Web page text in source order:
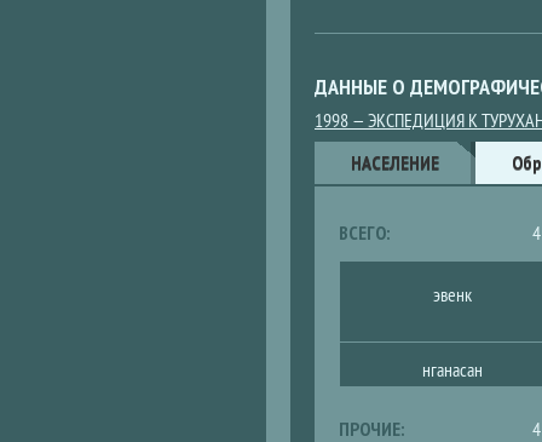
ДАННЫЕ О
1998 — ЭКСПЕДИЦИЯ К
ДанныеНАСЕЛЕНИЕ (АКТИВНАЯ
ВСЕГО:
эвенк
нганасан
ПРОЧИЕ: